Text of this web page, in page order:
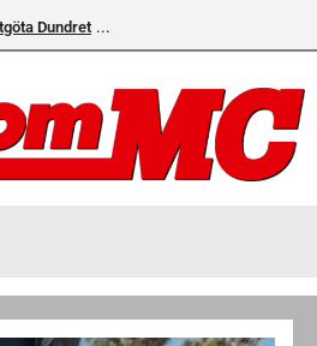
Dundret